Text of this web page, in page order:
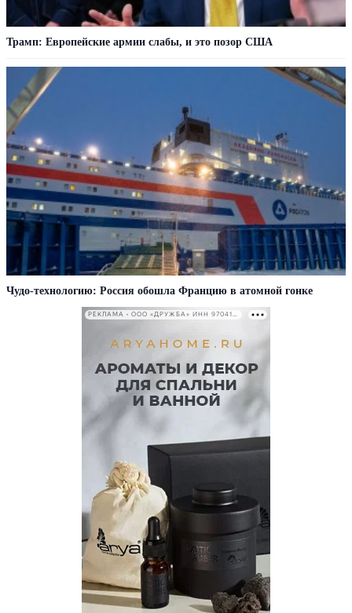
Трамп: Европейские армии слабы, и это позор США
Чудо-технологию: Россия обошла Францию в атомной гонке
РЕКЛАМА • ООО «ДРУЖБА» ИНН 9704146411